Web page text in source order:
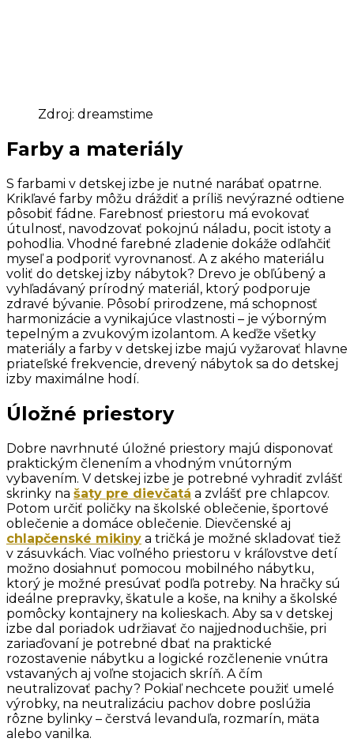
Zdroj: dreamstime
Farby a materiály
S farbami v detskej izbe je nutné narábať opatrne.
Krikľavé farby môžu dráždiť a príliš nevýrazné odtiene
pôsobiť fádne. Farebnosť priestoru má evokovať
útulnosť, navodzovať pokojnú náladu, pocit istoty a
pohodlia. Vhodné farebné zladenie dokáže odľahčiť
myseľ a podporiť vyrovnanosť. A z akého materiálu
voliť do detskej izby nábytok? Drevo je obľúbený a
vyhľadávaný prírodný materiál, ktorý podporuje
zdravé bývanie. Pôsobí prirodzene, má schopnosť
harmonizácie a vynikajúce vlastnosti – je výborným
tepelným a zvukovým izolantom. A keďže všetky
materiály a farby v detskej izbe majú vyžarovať hlavne
priateľské frekvencie, drevený nábytok sa do detskej
izby maximálne hodí.
Úložné priestory
Dobre navrhnuté úložné priestory majú disponovať
praktickým členením a vhodným vnútorným
vybavením. V detskej izbe je potrebné vyhradiť zvlášť
skrinky na šaty pre dievčatá a zvlášť pre chlapcov.
Potom určiť poličky na školské oblečenie, športové
oblečenie a domáce oblečenie. Dievčenské aj
chlapčenské mikiny a tričká je možné skladovať tiež
v zásuvkách. Viac voľného priestoru v kráľovstve detí
možno dosiahnuť pomocou mobilného nábytku,
ktorý je možné presúvať podľa potreby. Na hračky sú
ideálne prepravky, škatule a koše, na knihy a školské
pomôcky kontajnery na kolieskach. Aby sa v detskej
izbe dal poriadok udržiavať čo najjednoduchšie, pri
zariaďovaní je potrebné dbať na praktické
rozostavenie nábytku a logické rozčlenenie vnútra
vstavaných aj voľne stojacich skríň. A čím
neutralizovať pachy? Pokiaľ nechcete použiť umelé
výrobky, na neutralizáciu pachov dobre poslúžia
rôzne bylinky – čerstvá levanduľa, rozmarín, mäta
alebo vanilka.